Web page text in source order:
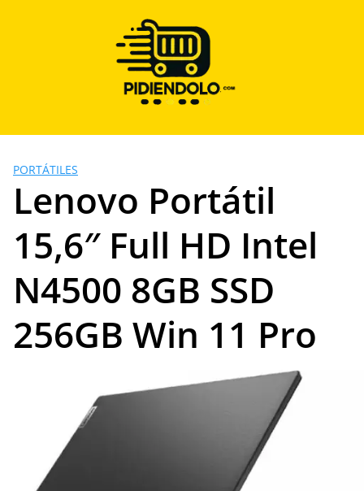
PORTÁTILES
Lenovo Portátil
15,6″ Full HD Intel
N4500 8GB SSD
256GB Win 11 Pro